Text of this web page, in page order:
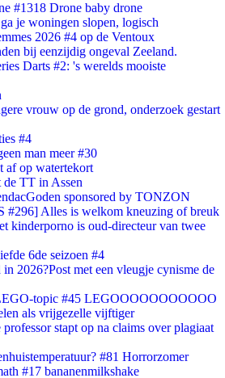
#1318 Drone baby drone
je woningen slopen, logisch
2026 #4 op de Ventoux
bij eenzijdig ongeval Zeeland.
Darts #2: 's werelds mooiste
vrouw op de grond, onderzoek gestart
#4
man meer #30
af op watertekort
TT in Assen
sponsored by TONZON
Alles is welkom kneuzing of breuk
kinderporno is oud-directeur van twee
6de seizoen #4
2026?Post met een vleugje cynisme de
topic #45 LEGOOOOOOOOOOO
als vrijgezelle vijftiger
stapt op na claims over plagiaat
#81 Horrorzomer
#17 bananenmilkshake